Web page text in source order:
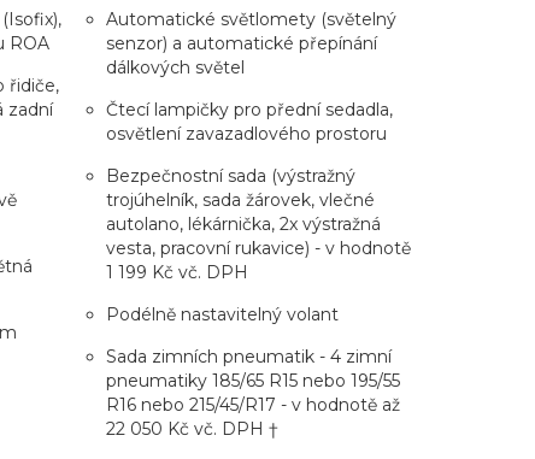
ROA
řidiče,
zadní
Automatické světlomety (světelný
senzor) a automatické přepínání
dálkových světel
Čtecí lampičky pro přední sedadla,
osvětlení zavazadlového prostoru
Bezpečnostní sada (výstražný
trojúhelník, sada žárovek, vlečné
autolano, lékárnička, 2x výstražná
vesta, pracovní rukavice) - v hodnotě
1 199 Kč vč. DPH
Podélně nastavitelný volant
Sada zimních pneumatik - 4 zimní
pneumatiky 185/65 R15 nebo 195/55
R16 nebo 215/45/R17 - v hodnotě až
22 050 Kč vč. DPH †